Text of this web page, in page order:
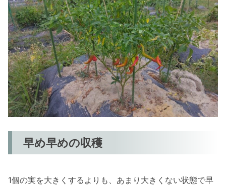
早め早めの収穫
1個の実を大きくするよりも、あまり大きくない状態で早